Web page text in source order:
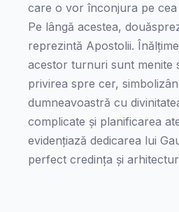
care o vor înconjura pe cea
Pe lângă acestea,
reprezintă Apostolii.
acestor turnuri sunt menite
privirea spre cer,
dumneavoastră cu
complicate și planificarea
evidențiază dedicarea lui
perfect credința și